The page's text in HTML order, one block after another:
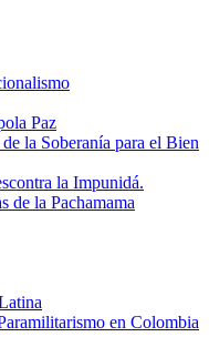
Paz
la Soberanía para el Bien
la Impunidá.
de la Pachamama
en Colombia